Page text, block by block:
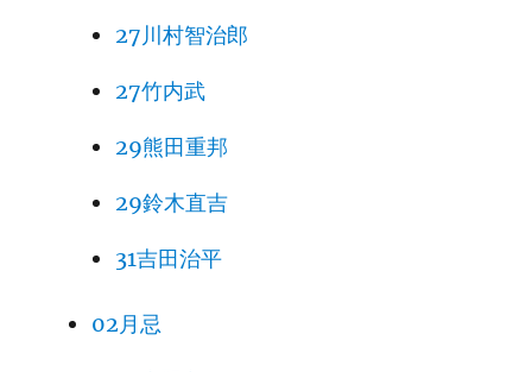
27川村智治郎
27竹内武
29熊田重邦
29鈴木直吉
31吉田治平
02月忌